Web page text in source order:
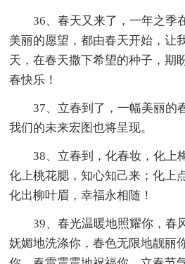
36、春天又来了，一年之季在
美丽的愿望，都由春天开始，让
天，在春天撒下希望的种子，期
春快乐！
37、立春到了，一幅美丽的春
我们的未来宏图也将呈现。
38、立春到，化春妆，化上梅
化上桃花腮，知心知己来；化上
化出柳叶眉，幸福永相随！
39、春光温暖地照耀你，春
妩媚地洗涤你，春色无限地靓丽